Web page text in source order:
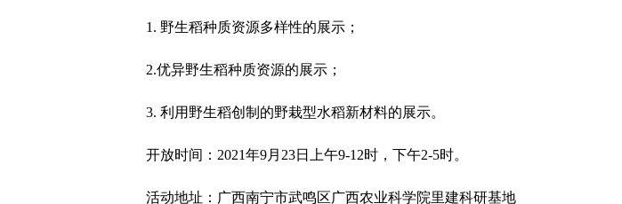
1. 野生稻种质资源多样性的展示；
2.优异野生稻种质资源的展示；
3. 利用野生稻创制的野栽型水稻新材料的展示。
开放时间：2021年9月23日上午9-12时，下午2-5时。
活动地址：广西南宁市武鸣区广西农业科学院里建科研基地